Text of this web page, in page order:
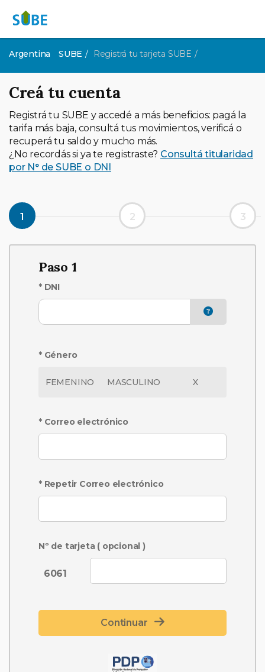
Argentina SUBE Registrá tu tarjeta SUBE
Creá tu cuenta
Registrá tu SUBE y accedé a más beneficios: pagá la
tarifa más baja, consultá tus movimientos, verificá o
recuperá tu saldo y mucho más.
¿No recordás si ya te registraste? Consultá titularidad
por N° de SUBE o DNI
1 2 3
Paso 1
* DNI
* Género
FEMENINO MASCULINO X
* Correo electrónico
* Repetir Correo electrónico
Nº de tarjeta ( opcional )
6061
Continuar